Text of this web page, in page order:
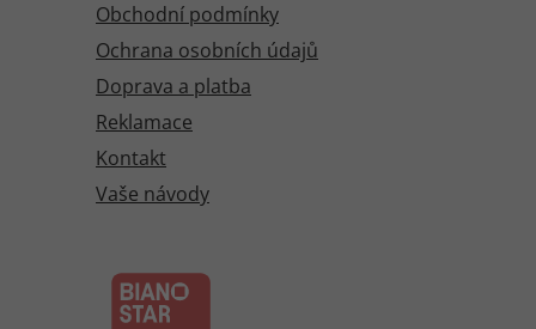
Obchodní podmínky
Ochrana osobních údajů
Doprava a platba
Reklamace
Kontakt
Vaše návody